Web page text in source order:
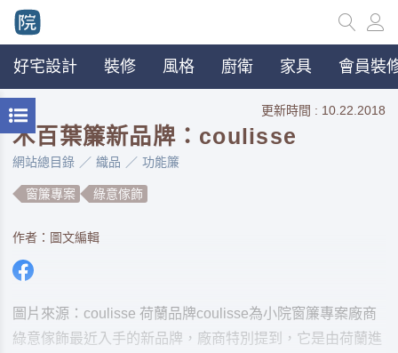
好宅設計 裝修 風格 廚衛 家具 會員裝
更新時間 : 10.22.2018
木百葉簾新品牌：coulisse
網站總目錄 織品 功能簾
窗簾專案 綠意傢飾
作者：圖文編輯
圖片來源：coulisse 荷蘭品牌coulisse為小院窗簾專案廠商
綠意傢飾最近入手的新品牌，廠商特別提到，它是由荷蘭進